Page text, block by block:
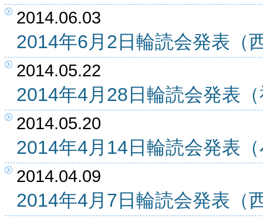
2014.06.03
2014年6月2日輪読会発表
2014.05.22
2014年4月28日輪読会発表
2014.05.20
2014年4月14日輪読会発表
2014.04.09
2014年4月7日輪読会発表